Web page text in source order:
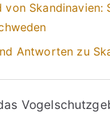
von Skandinavien:
Antworten zu